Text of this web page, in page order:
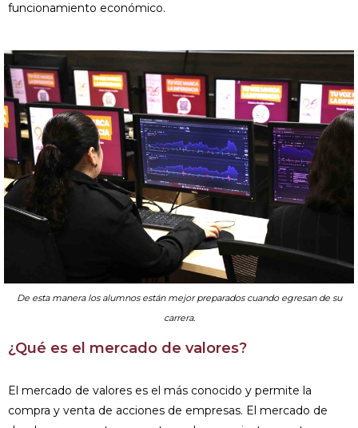
funcionamiento económico.
De esta manera los alumnos están mejor preparados cuando egresan de su
carrera.
¿Qué es el mercado de valores?
El mercado de valores es el más conocido y permite la
compra y venta de acciones de empresas. El mercado de